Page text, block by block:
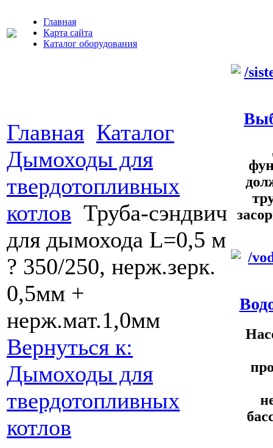
Главная
Карта сайта
Каталог оборудования
Главная Каталог
Дымоходы для
твердотопливных
котлов Труба-сэндвич
для дымохода L=0,5 м
? 350/250, нерж.зерк.
0,5мм +
нерж.мат.1,0мм
Вернуться к:
Дымоходы для
твердотопливных
котлов